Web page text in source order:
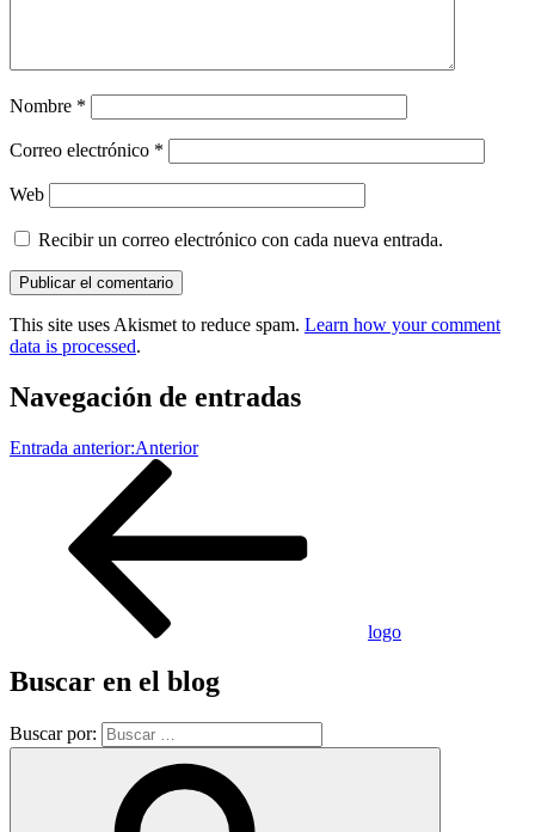
Nombre *
Correo electrónico *
Web
Recibir un correo electrónico con cada nueva entrada.
This site uses Akismet to reduce spam. Learn how your comment
data is processed.
Navegación de entradas
Entrada anterior:Anterior
logo
Buscar en el blog
Buscar por: